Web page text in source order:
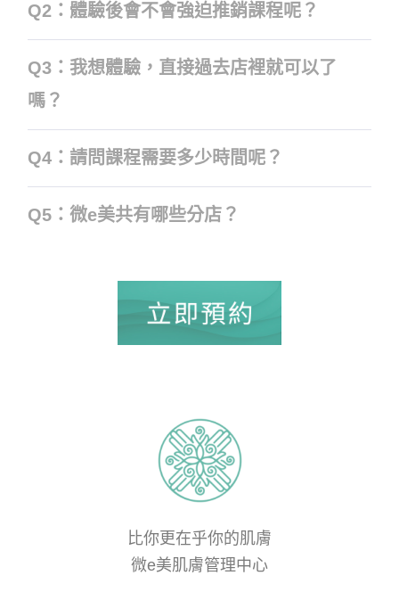
Q2：體驗後會不會強迫推銷課程呢？
Q3：我想體驗，直接過去店裡就可以了
嗎？
Q4：請問課程需要多少時間呢？
Q5：微e美共有哪些分店？
比你更在乎你的肌膚
微e美肌膚管理中心